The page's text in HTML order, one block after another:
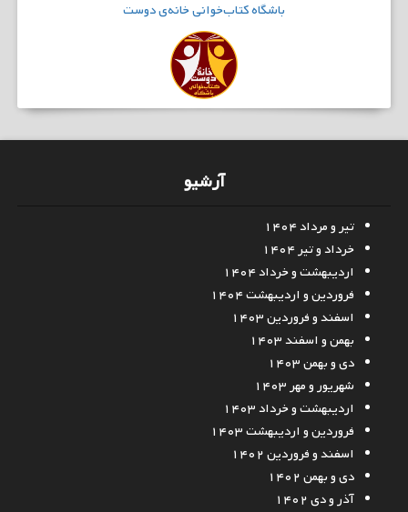
باشگاهکتاب‌خوانیخانه‌ی دوست
آرشیو
تیر و مرداد ۱۴۰۴
خرداد و تیر ۱۴۰۴
اردیبهشت و خرداد ۱۴۰۴
فروردین و اردیبهشت ۱۴۰۴
اسفند و فروردین ۱۴۰۳
بهمن و اسفند ۱۴۰۳
دی و بهمن ۱۴۰۳
شهریور و مهر ۱۴۰۳
اردیبهشت و خرداد ۱۴۰۳
فروردین و اردیبهشت ۱۴۰۳
اسفند و فروردین ۱۴۰۲
دی و بهمن ۱۴۰۲
آذر و دی ۱۴۰۲